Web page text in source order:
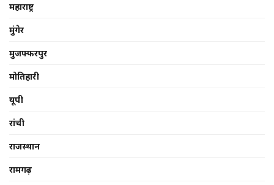
महाराष्ट्र
मुंगेर
मुजफ्फरपुर
मोतिहारी
यूपी
रांची
राजस्थान
रामगढ़